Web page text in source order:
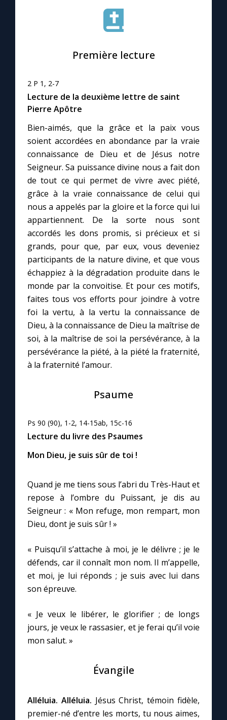
Le site internet
Questions-réponses
Prier au quotidien
Avec Thérèse de Lisieux
L'Évangile chaque jour
Les premiers samedis du mois
Marie qui défait les nœuds
Me consacrer à Jésus par Marie
Mes intentions de prière
Une Minute avec Marie
Une neuvaine
1000 Raisons de Croire
Chapelet pour le monde
Contact
Faire un don
Marie de Nazareth
Première lecture
2 P 1, 2-7
Lecture de la deuxième lettre de saint
Pierre Apôtre
Bien-aimés, que la grâce et la paix vous
soient accordées en abondance par la vraie
connaissance de Dieu et de Jésus notre
Seigneur. Sa puissance divine nous a fait don
de tout ce qui permet de vivre avec piété,
grâce à la vraie connaissance de celui qui
nous a appelés par la gloire et la force qui lui
appartiennent. De la sorte nous sont
accordés les dons promis, si précieux et si
grands, pour que, par eux, vous deveniez
participants de la nature divine, et que vous
échappiez à la dégradation produite dans le
monde par la convoitise. Et pour ces motifs,
faites tous vos efforts pour joindre à votre
foi la vertu, à la vertu la connaissance de
Dieu, à la connaissance de Dieu la maîtrise de
soi, à la maîtrise de soi la persévérance, à la
persévérance la piété, à la piété la fraternité,
à la fraternité l’amour.
Psaume
Ps 90 (90), 1-2, 14-15ab, 15c-16
Lecture du livre des Psaumes
Mon Dieu, je suis sûr de toi !
Quand je me tiens sous l’abri du Très-Haut et
repose à l’ombre du Puissant, je dis au
Seigneur : « Mon refuge, mon rempart, mon
Dieu, dont je suis sûr ! »
« Puisqu’il s’attache à moi, je le délivre ; je le
défends, car il connaît mon nom. Il m’appelle,
et moi, je lui réponds ; je suis avec lui dans
son épreuve.
« Je veux le libérer, le glorifier ; de longs
jours, je veux le rassasier, et je ferai qu’il voie
mon salut. »
Évangile
Alléluia. Alléluia. Jésus Christ, témoin fidèle,
premier-né d’entre les morts, tu nous aimes,